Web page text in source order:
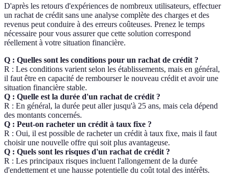
D'après les retours d'expériences de nombreux utilisateurs, effectuer
un rachat de crédit sans une analyse complète des charges et des
revenus peut conduire à des erreurs coûteuses. Prenez le temps
nécessaire pour vous assurer que cette solution correspond
réellement à votre situation financière.
Q : Quelles sont les conditions pour un rachat de crédit ?
R : Les conditions varient selon les établissements, mais en général,
il faut être en capacité de rembourser le nouveau crédit et avoir une
situation financière stable.
Q : Quelle est la durée d'un rachat de crédit ?
R : En général, la durée peut aller jusqu'à 25 ans, mais cela dépend
des montants concernés.
Q : Peut-on racheter un crédit à taux fixe ?
R : Oui, il est possible de racheter un crédit à taux fixe, mais il faut
choisir une nouvelle offre qui soit plus avantageuse.
Q : Quels sont les risques d'un rachat de crédit ?
R : Les principaux risques incluent l'allongement de la durée
d'endettement et une hausse potentielle du coût total des intérêts.